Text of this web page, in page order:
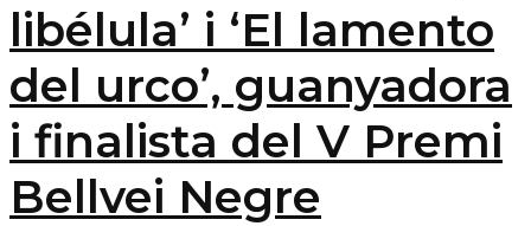
libélula’ i ‘El lamento
del urco’, guanyadora
i finalista del V Premi
Bellvei Negre